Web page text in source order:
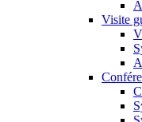
Visite